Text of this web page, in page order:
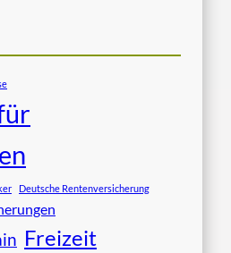
Deutsche Rentenversicherung
Freizeit